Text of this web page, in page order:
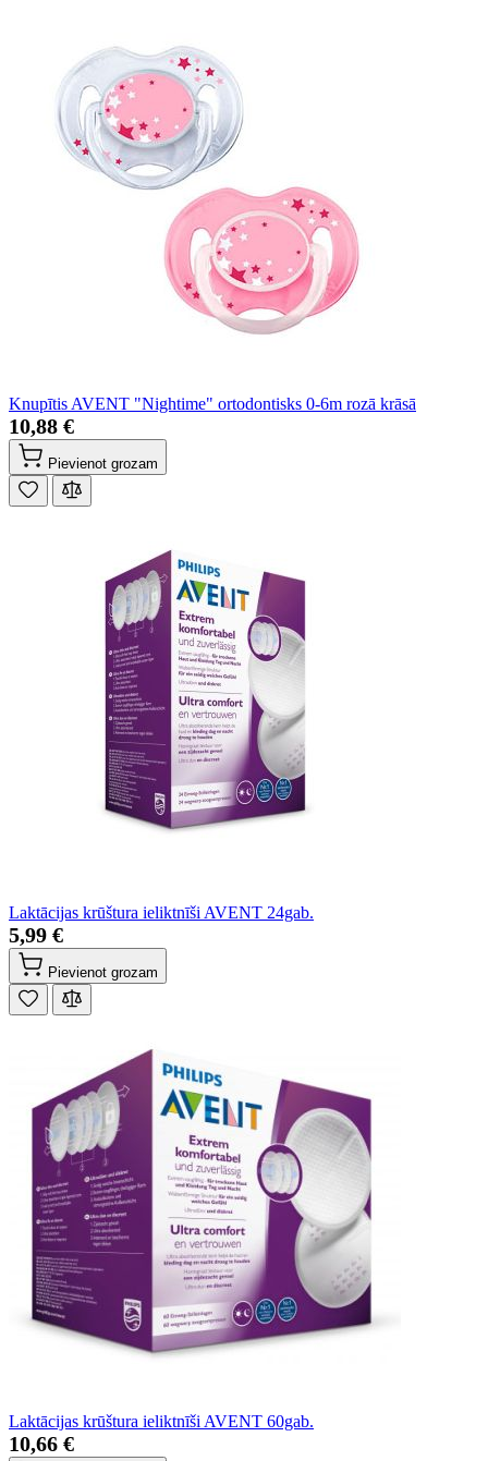
Knupītis AVENT "Nightime" ortodontisks 0-6m rozā krāsā
10,88 €
Pievienot grozam
Laktācijas krūštura ieliktnīši AVENT 24gab.
5,99 €
Pievienot grozam
Laktācijas krūštura ieliktnīši AVENT 60gab.
10,66 €